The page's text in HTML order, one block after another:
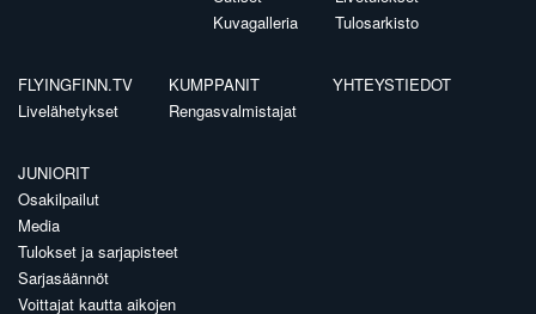
Kuvagalleria
Tulosarkisto
FLYINGFINN.TV
Livelähetykset
KUMPPANIT
Rengasvalmistajat
YHTEYSTIEDOT
JUNIORIT
Osakilpailut
Media
Tulokset ja sarjapisteet
Sarjasäännöt
Voittajat kautta aikojen